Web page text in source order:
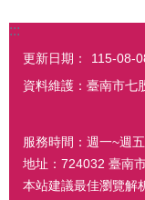
:::
更新日期：
115-08-
資料維護：臺南市七
服務時間：週一~週
地址：724032 臺南
本站建議最佳瀏覽解